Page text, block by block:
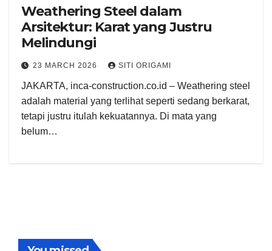
Weathering Steel dalam
Arsitektur: Karat yang Justru
Melindungi
23 MARCH 2026 SITI ORIGAMI
JAKARTA, inca-construction.co.id – Weathering steel
adalah material yang terlihat seperti sedang berkarat,
tetapi justru itulah kekuatannya. Di mata yang
belum…